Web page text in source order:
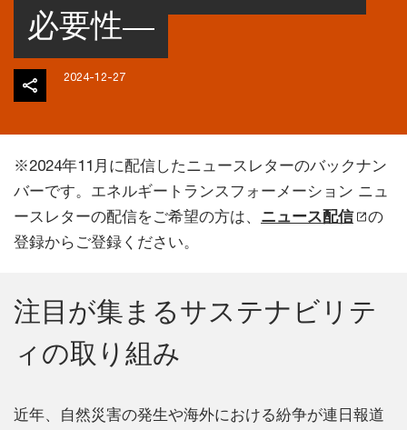
必要性―
2024-12-27
※2024年11月に配信したニュースレターのバックナン
バーです。エネルギートランスフォーメーション ニュ
ースレターの配信をご希望の方は、 ニュース配信
の
登録からご登録ください。
注目が集まるサステナビリテ
ィの取り組み
近年、自然災害の発生や海外における紛争が連日報道